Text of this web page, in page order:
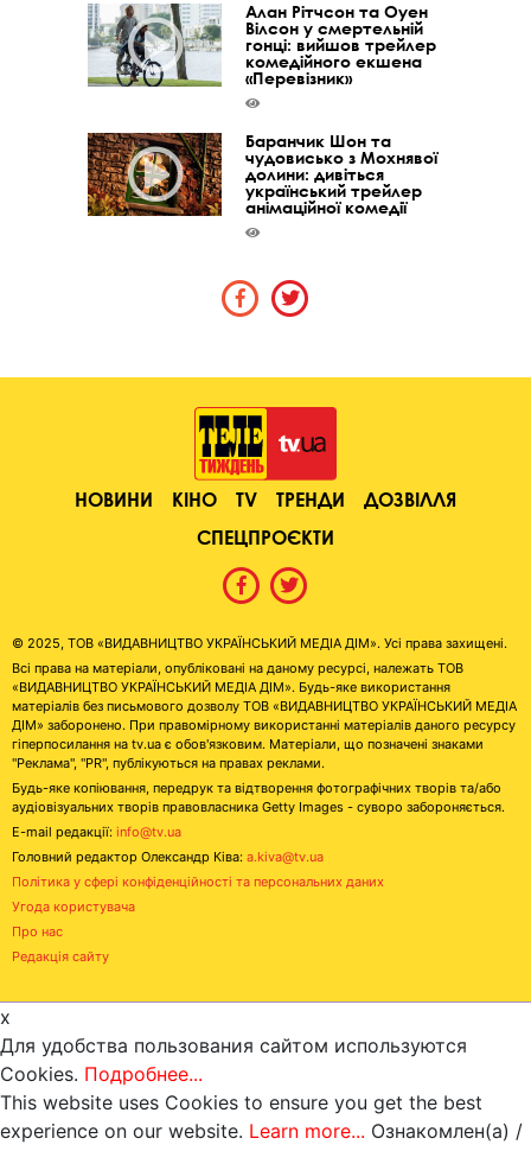
Алан Рітчсон та Оуен
Вілсон у смертельній
гонці: вийшов трейлер
комедійного екшена
«Перевізник»
Баранчик Шон та
чудовисько з Мохнявої
долини: дивіться
український трейлер
анімаційної комедії
НОВИНИ КІНО TV ТРЕНДИ
ДОЗВІЛЛЯ
СПЕЦПРОЄКТИ
© 2025, ТОВ «ВИДАВНИЦТВО УКРАЇНСЬКИЙ МЕДІА ДІМ». Усі права захищені.
Всі права на матеріали, опубліковані на даному ресурсі, належать ТОВ
«ВИДАВНИЦТВО УКРАЇНСЬКИЙ МЕДІА ДІМ». Будь-яке використання
матеріалів без письмового дозволу ТОВ «ВИДАВНИЦТВО УКРАЇНСЬКИЙ МЕДІА
ДІМ» заборонено. При правомірному використанні матеріалів даного ресурсу
гіперпосилання на tv.ua є обов'язковим. Матеріали, що позначені знаками
"Реклама", "PR", публікуються на правах реклами.
Будь-яке копіювання, передрук та відтворення фотографічних творів та/або
аудіовізуальних творів правовласника Getty Images - суворо забороняється.
E-mail редакції: info@tv.ua
Головний редактор Олександр Ківа: a.kiva@tv.ua
Політика у сфері конфіденційності та персональних даних
Угода користувача
Про нас
Редакція сайту
x
Для удобства пользования сайтом используются
Cookies. Подробнее...
This website uses Cookies to ensure you get the best
experience on our website. Learn more... Ознакомлен(а) /